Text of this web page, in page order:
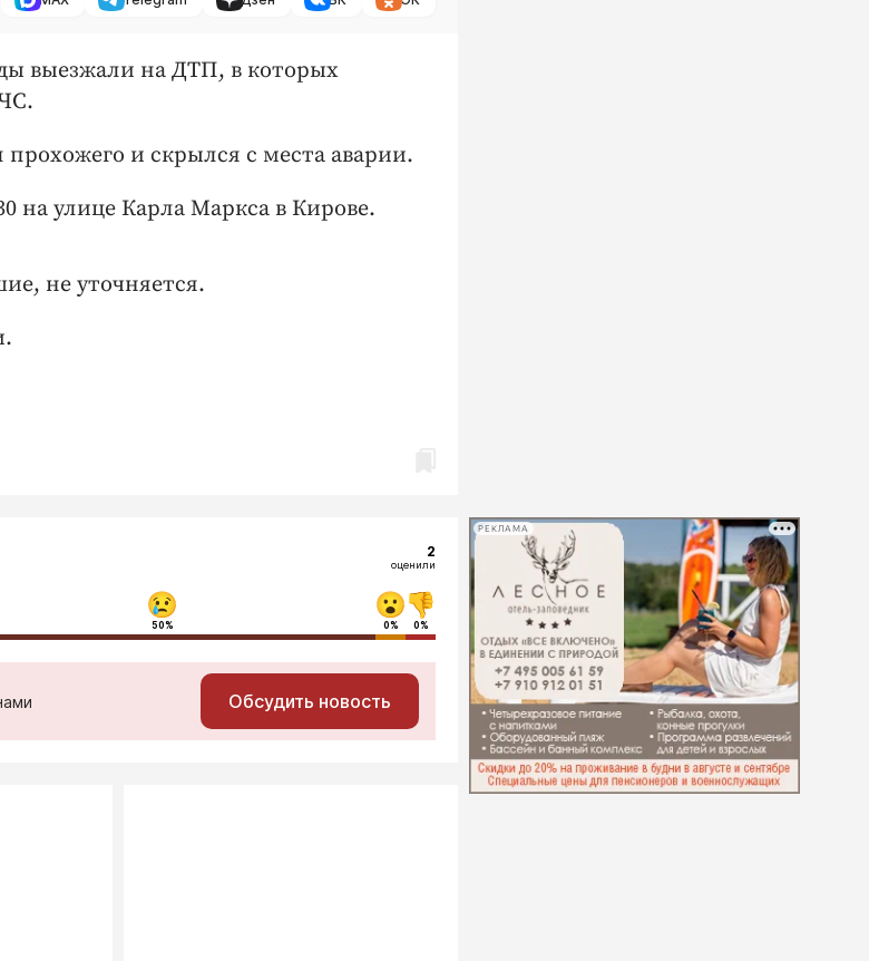
выезжали на ДТП, в которых
и скрылся с места аварии.
на улице Карла Маркса в Кирове.
не уточняется.
2
оценили
50% 0% 0%
Обсудить новость
РЕКЛАМА